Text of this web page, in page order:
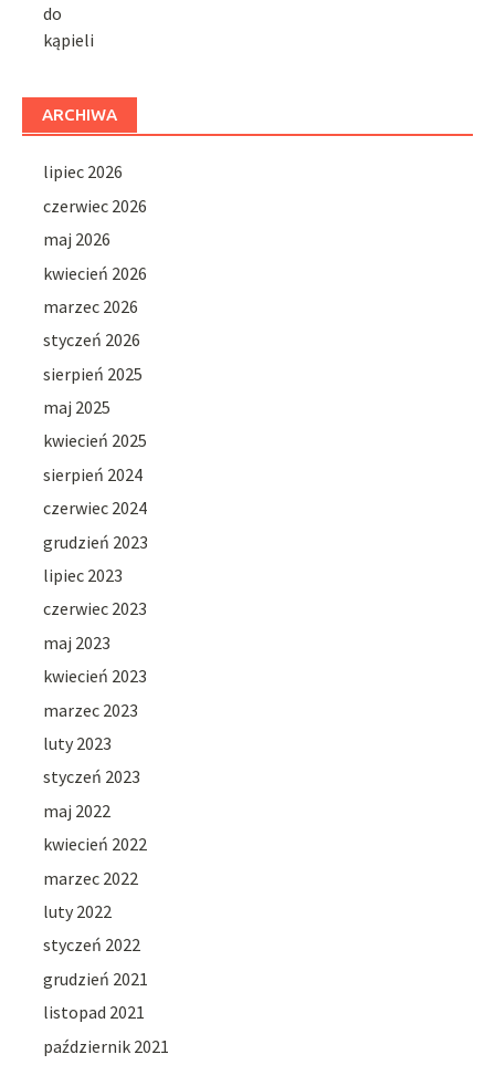
ARCHIWA
lipiec 2026
czerwiec 2026
maj 2026
kwiecień 2026
marzec 2026
styczeń 2026
sierpień 2025
maj 2025
kwiecień 2025
sierpień 2024
czerwiec 2024
grudzień 2023
lipiec 2023
czerwiec 2023
maj 2023
kwiecień 2023
marzec 2023
luty 2023
styczeń 2023
maj 2022
kwiecień 2022
marzec 2022
luty 2022
styczeń 2022
grudzień 2021
listopad 2021
październik 2021